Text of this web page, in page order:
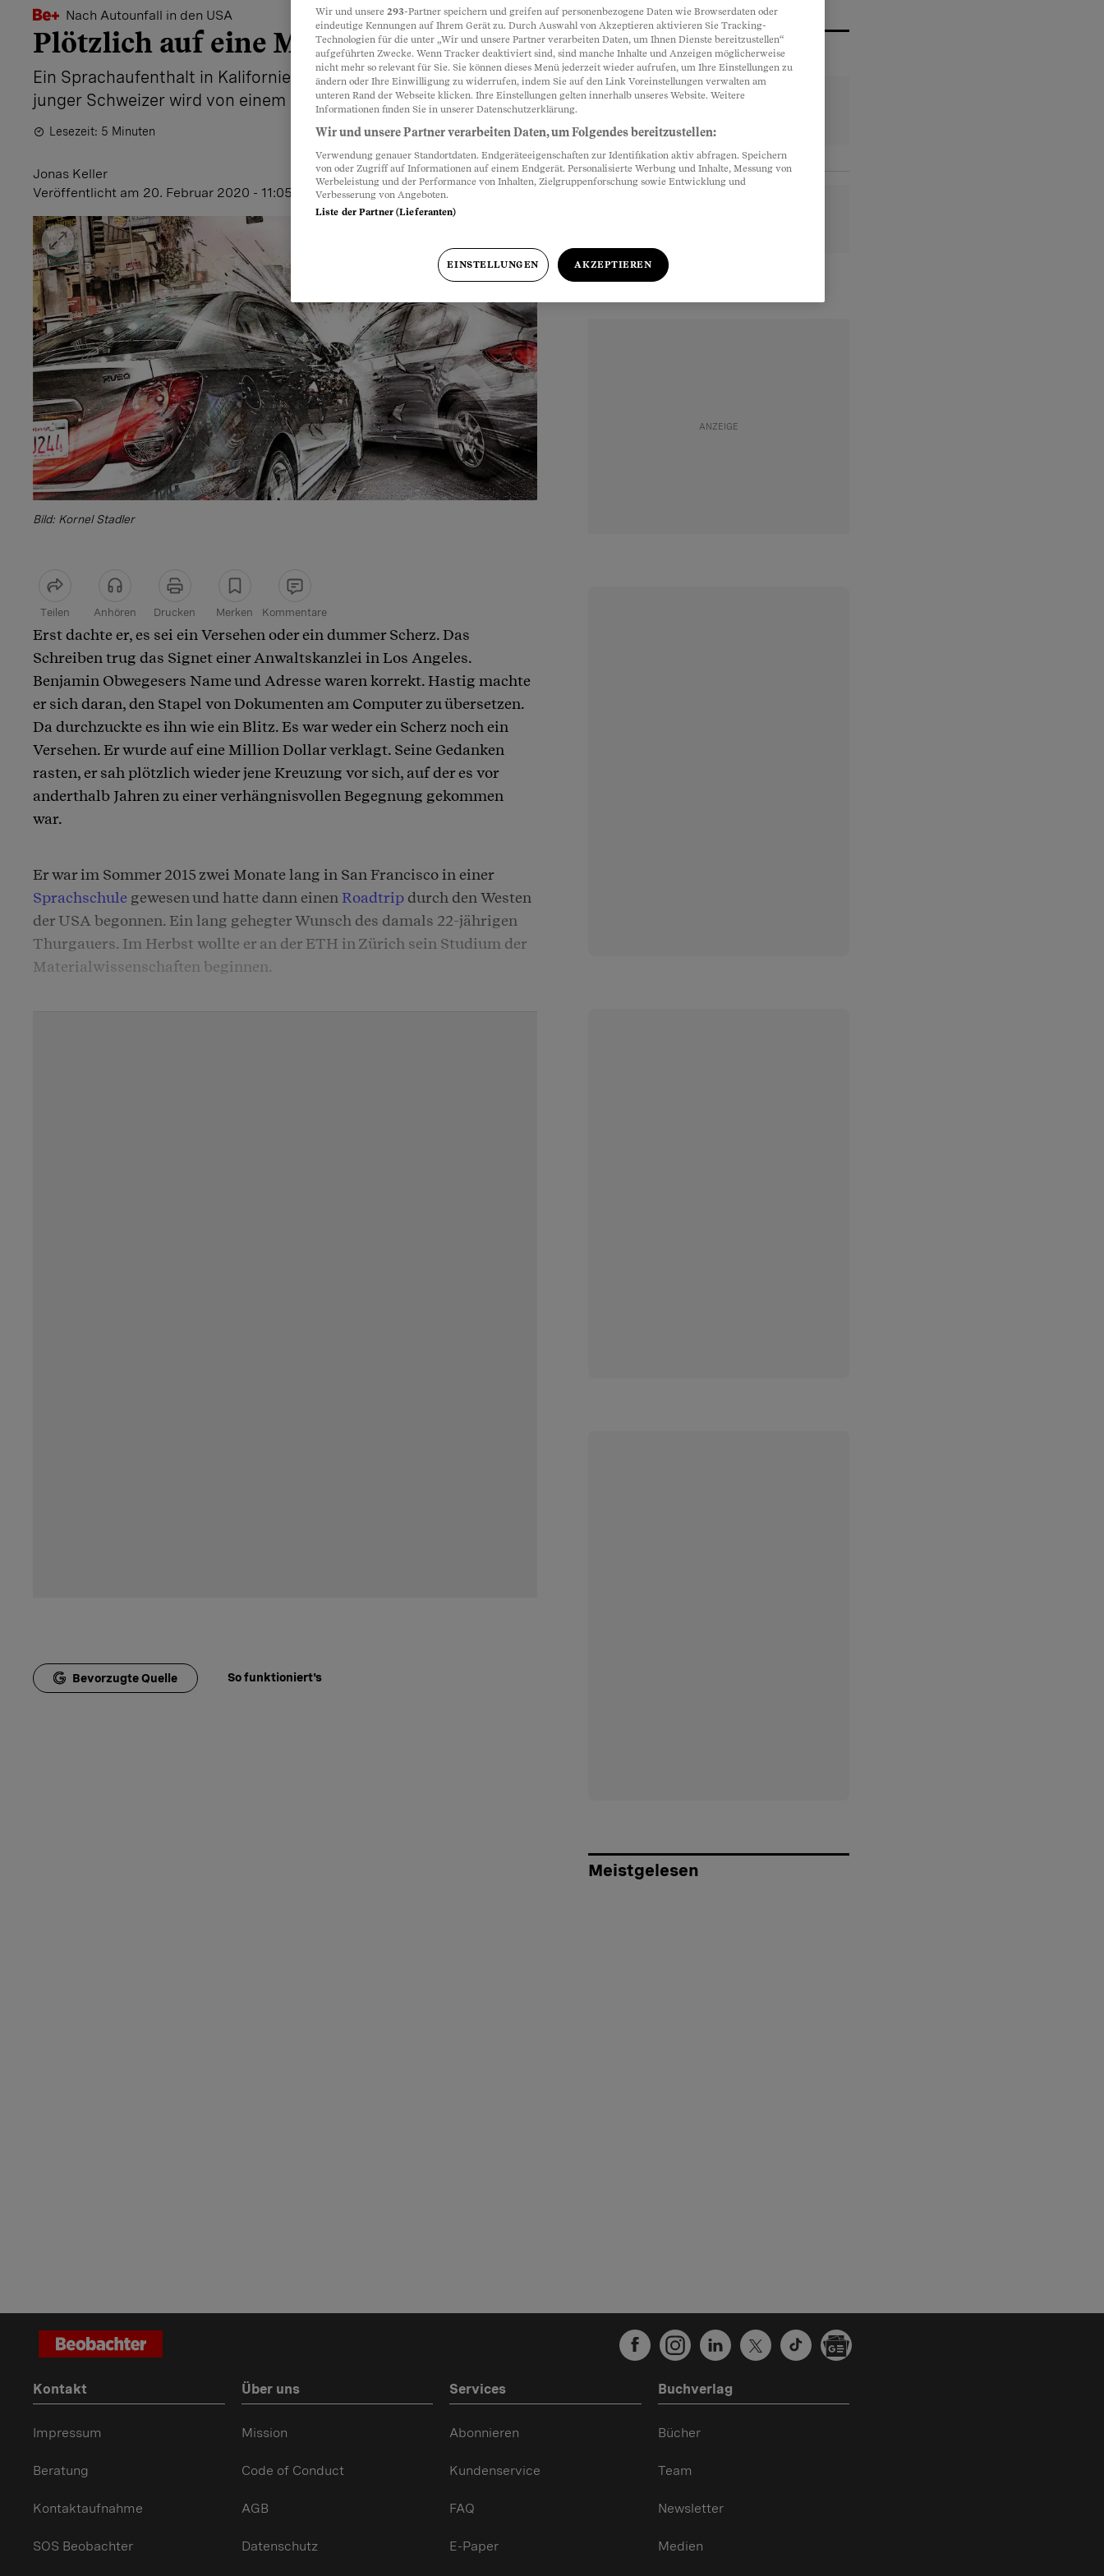
Nach Autounfall in den USA
Plötzlich auf eine Million verklagt
Ein Sprachaufenthalt in Kalifornien nimmt ein böses Ende: Ein
junger Schweizer wird von einem Autounfall eingeholt.
Lesezeit: 5 Minuten
Jonas Keller
Veröffentlicht am 20. Februar 2020 - 11:05 Uhr
Bild: Kornel Stadler
Teilen Anhören Drucken Merken Kommentare
Artikel teilen
Erst dachte er, es sei ein Versehen oder ein dummer Scherz. Das
Schreiben trug das Signet einer Anwaltskanzlei in Los Angeles.
Benjamin Obwegesers Name und Adresse waren korrekt. Hastig machte
er sich daran, den Stapel von Dokumenten am Computer zu übersetzen.
Da durchzuckte es ihn wie ein Blitz. Es war weder ein Scherz noch ein
Versehen. Er wurde auf eine Million Dollar verklagt. Seine Gedanken
rasten, er sah plötzlich wieder jene Kreuzung vor sich, auf der es vor
anderthalb Jahren zu einer verhängnisvollen Begegnung gekommen
war.
Er war im Sommer 2015 zwei Monate lang in San Francisco in einer
Sprachschule gewesen und hatte dann einen Roadtrip durch den Westen
der USA begonnen. Ein lang gehegter Wunsch des damals 22-jährigen
Thurgauers. Im Herbst wollte er an der ETH in Zürich sein Studium der
Materialwissenschaften beginnen.
Bevorzugte Quelle So funktioniert's
Partnerinhalte
Meistgelesen
Kontakt
Impressum
Beratung
Kontaktaufnahme
SOS Beobachter
Über uns
Mission
Code of Conduct
AGB
Datenschutz
Services
Abonnieren
Kundenservice
FAQ
E-Paper
Buchverlag
Bücher
Team
Newsletter
Medien
Wir und unsere 293-Partner speichern und greifen auf personenbezogene Daten wie Browserdaten oder
eindeutige Kennungen auf Ihrem Gerät zu. Durch Auswahl von Akzeptieren aktivieren Sie Tracking-
Technologien für die unter „Wir und unsere Partner verarbeiten Daten, um Ihnen Dienste bereitzustellen“
aufgeführten Zwecke. Wenn Tracker deaktiviert sind, sind manche Inhalte und Anzeigen möglicherweise
nicht mehr so relevant für Sie. Sie können dieses Menü jederzeit wieder aufrufen, um Ihre Einstellungen zu
ändern oder Ihre Einwilligung zu widerrufen, indem Sie auf den Link Voreinstellungen verwalten am
unteren Rand der Webseite klicken. Ihre Einstellungen gelten innerhalb unseres Website. Weitere
Informationen finden Sie in unserer Datenschutzerklärung.
Wir und unsere Partner verarbeiten Daten, um Folgendes bereitzustellen:
Verwendung genauer Standortdaten. Endgeräteeigenschaften zur Identifikation aktiv abfragen. Speichern
von oder Zugriff auf Informationen auf einem Endgerät. Personalisierte Werbung und Inhalte, Messung von
Werbeleistung und der Performance von Inhalten, Zielgruppenforschung sowie Entwicklung und
Verbesserung von Angeboten.
Liste der Partner (Lieferanten)
EINSTELLUNGEN AKZEPTIEREN